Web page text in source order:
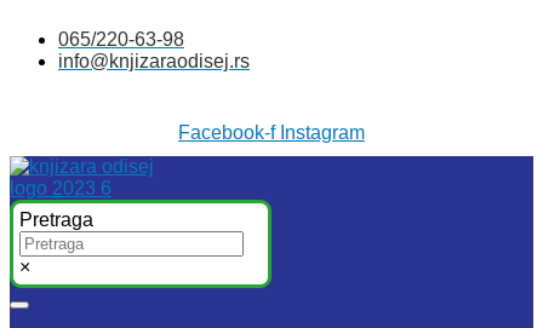
sadržaj
065/220-63-98
info@knjizaraodisej.rs
Facebook-f Instagram
Pretraga
×